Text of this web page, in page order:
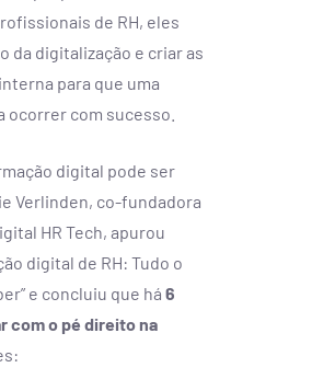
de RH, eles
da digitalização e criar as
para que uma
com sucesso.
digital pode ser
Verlinden, co-fundadora
HR Tech, apurou
digital de RH: Tudo o
e concluiu que há 6
com o pé direito na